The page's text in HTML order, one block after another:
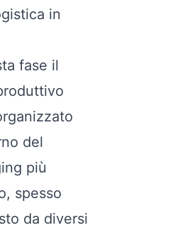
in
fase il
del
più
spesso
da diversi